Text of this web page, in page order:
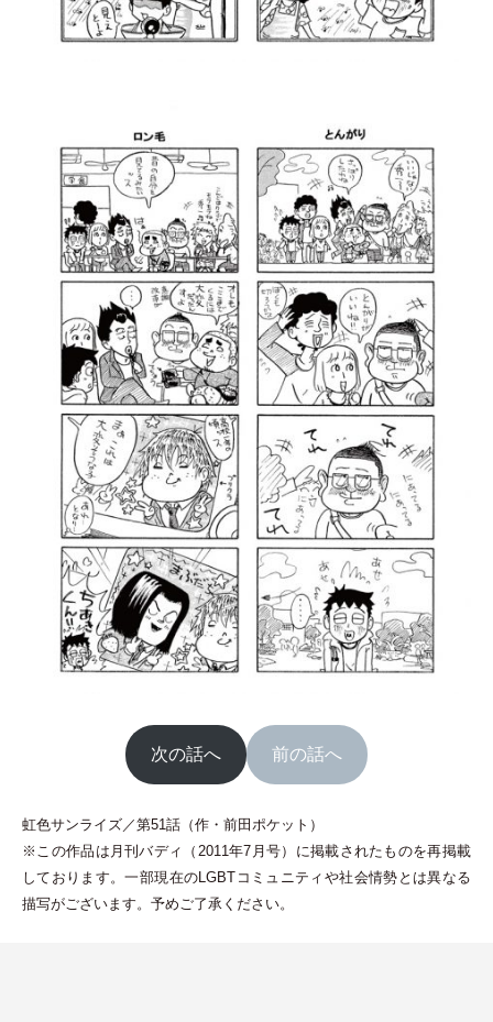
次の話へ 前の話へ
虹色サンライズ／第51話 （作 ・ 前田ポケット ）
※この作品は月刊バディ
（ 2011年7月号） に掲載されたものを再掲載
しております。一部現在のLGBTコミュニティや社会情勢とは異なる
描写がございます。予めご了承ください。